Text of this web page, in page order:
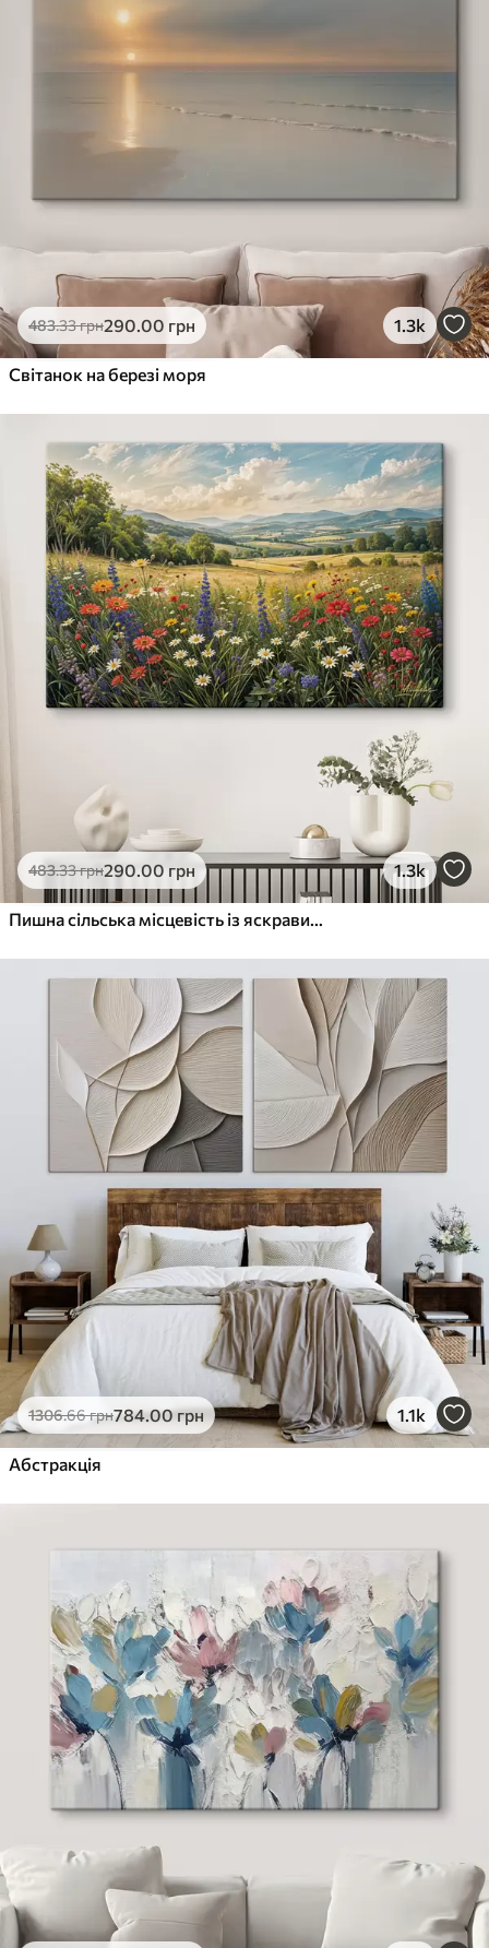
483.33грн290.00 грн 1.3k
Світанок на березі моря
483.33грн290.00 грн 1.3k
Пишна сільська місцевість із яскравим лугом диких квітів, наповненим різнокольоровими квітами під хмарним небом
1306.66грн784.00грн 1.1k
Абстракція